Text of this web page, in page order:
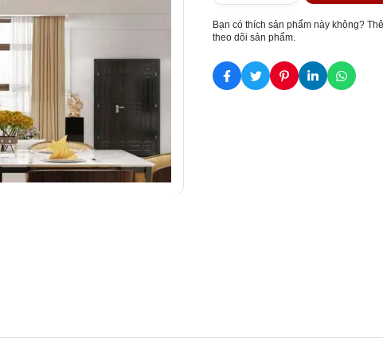
Bạn có thích sản phẩm này không?
theo dõi sản phẩm.